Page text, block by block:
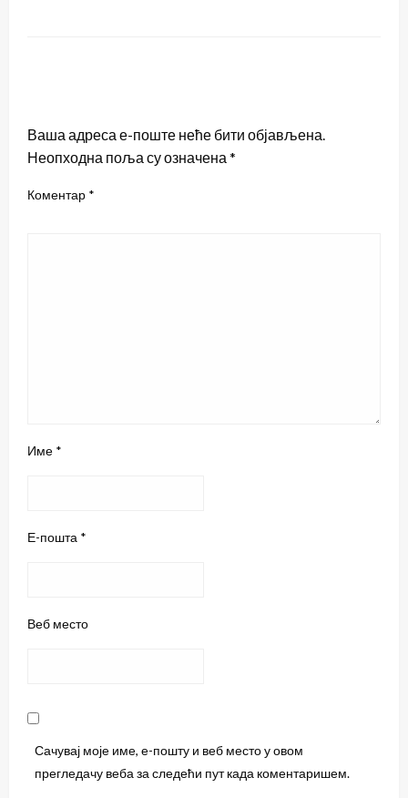
Ваша адреса е-поште неће бити објављена.
Неопходна поља су означена *
Коментар *
Име *
Е-пошта *
Веб место
Сачувај моје име, е-пошту и веб место у овом
прегледачу веба за следећи пут када коментаришем.